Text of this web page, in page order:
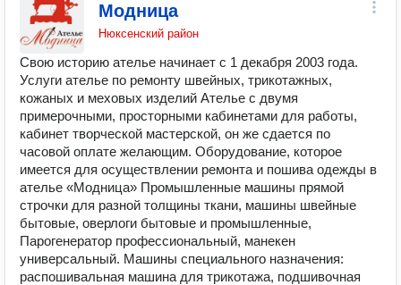
Модница
Нюксенский район
Свою историю ателье начинает с 1 декабря 2003 года.
Услуги ателье по ремонту швейных, трикотажных,
кожаных и меховых изделий Ателье с двумя
примерочными, просторными кабинетами для работы,
кабинет творческой мастерской, он же сдается по
часовой оплате желающим. Оборудование, которое
имеется для осуществлении ремонта и пошива одежды в
ателье «Модница» Промышленные машины прямой
строчки для разной толщины ткани, машины швейные
бытовые, оверлоги бытовые и промышленные,
Парогенератор профессиональный, манекен
универсальный. Машины специального назначения:
распошивальная машина для трикотажа, подшивочная